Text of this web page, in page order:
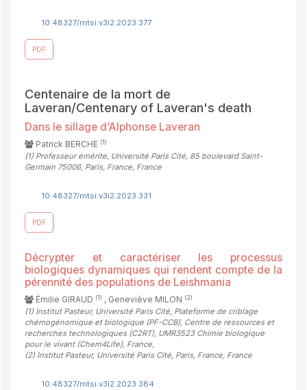
10.48327/mtsi.v3i2.2023.377
PDF
Centenaire de la mort de
Laveran/Centenary of Laveran's death
Dans le sillage d’Alphonse Laveran
Patrick BERCHE (1)
(1) Professeur émérite, Université Paris Cité, 85 boulevard Saint-
Germain 75006, Paris, France, France
10.48327/mtsi.v3i2.2023.331
PDF
Décrypter et caractériser les processus
biologiques dynamiques qui rendent compte de la
pérennité des populations de Leishmania
Émilie GIRAUD (1) , Geneviève MILON (2)
(1) Institut Pasteur, Université Paris Cité, Plateforme de criblage
chémogénomique et biologique (PF-CCB), Centre de ressources et
recherches technologiques (C2RT), UMR3523 Chimie biologique
pour le vivant (Chem4Life), France,
(2) Institut Pasteur, Université Paris Cité, Paris, France, France
10.48327/mtsi.v3i2.2023.384